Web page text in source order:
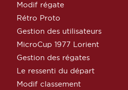
Modif régate
Rétro Proto
Gestion des utilisateurs
MicroCup 1977 Lorient
Gestion des régates
Le ressenti du départ
Modif classement